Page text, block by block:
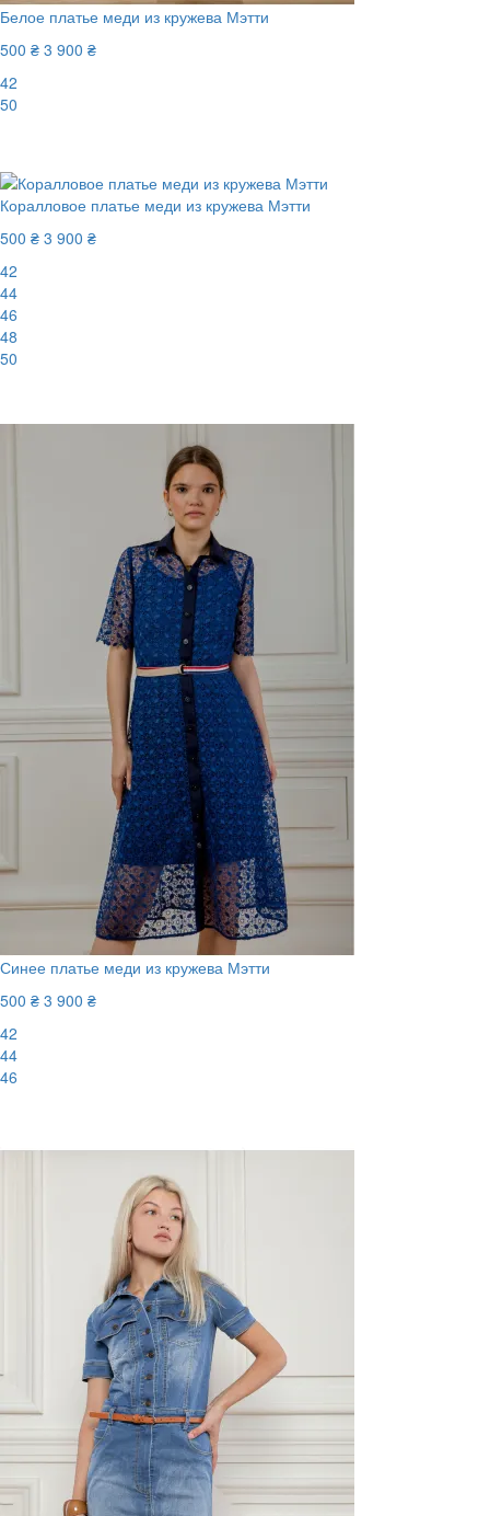
Белое платье меди из кружева Мэтти
500 ₴ 3 900 ₴
42
50
Коралловое платье меди из кружева Мэтти
500 ₴ 3 900 ₴
42
44
46
48
50
Синее платье меди из кружева Мэтти
500 ₴ 3 900 ₴
42
44
46